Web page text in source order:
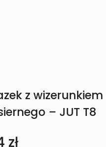
z wizerunkiem
– JUT T8
zł